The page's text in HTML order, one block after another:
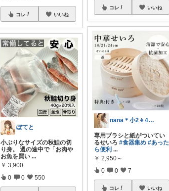
コレ いいね
ぽてと
小ぶりなサイズの秋鮭の切
り身。 週の途中で「お肉や
お魚を買い ...
￥ 3,900
0 0 550
コレ いいね
nana＊小2👦4才👦 知育ママ
専用ブラシと紙がついてい
るせいろ#食器集め #あった
ら便利 ...
￥ 2,950～
0 0 7
コレ いいね